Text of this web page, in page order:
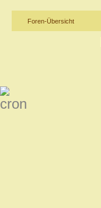
Foren-Übersicht